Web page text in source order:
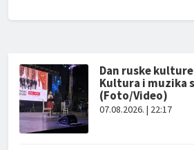
Dan ruske
Kultura i muzika
(Foto/Video)
07.08.2026. | 22:17